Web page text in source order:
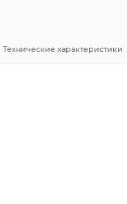
Технические характеристики